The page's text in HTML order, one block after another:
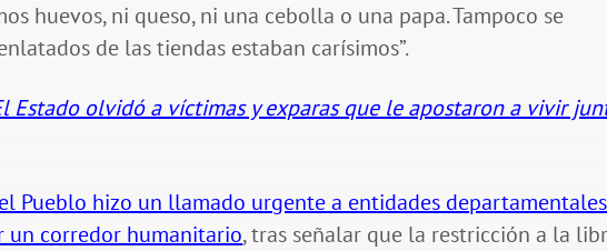
huevos, ni queso, ni una cebolla o una papa. Tampoco se
de las tiendas estaban carísimos”.
Estado olvidó a víctimas y exparas que le apostaron a vivir
Pueblo hizo un llamado urgente a entidades
un corredor humanitario, tras señalar que la restricción a la